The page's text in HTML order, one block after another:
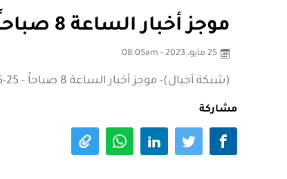
موجز أخبار الساعة 8 صباحاً - 25-05-2023
25 مايو، 2023 - 08:05am
(شبكة أجيال)- موجز أخبار الساعة 8 صباحاً - 25-05-2023
مشاركة